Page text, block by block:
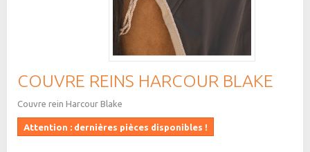
COUVRE REINS HARCOUR BLAKE
Couvre rein Harcour Blake
Attention : dernières pièces disponibles !